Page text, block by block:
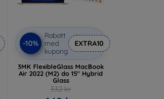
-10%
Rabatt
med
kupong
EXTRA10
3MK FlexibleGlass MacBook
Air 2022 (M2) do 15" Hybrid
Glass
332 kr